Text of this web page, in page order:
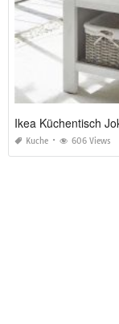
Ikea Küchentisch
Kuche 606 Views